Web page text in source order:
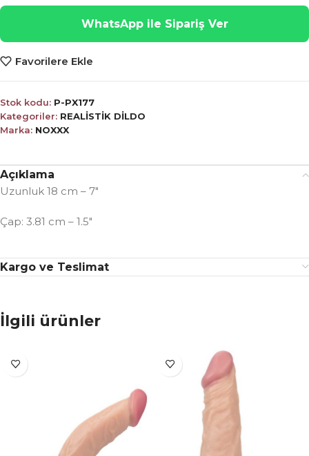
WhatsApp ile Sipariş Ver
Favorilere Ekle
Stok kodu: P-PX177
Kategoriler: REALİSTİK DİLDO
Marka: NOXXX
Açıklama
Uzunluk 18 cm – 7″
Çap: 3.81 cm – 1.5″
Kargo ve Teslimat
İlgili ürünler